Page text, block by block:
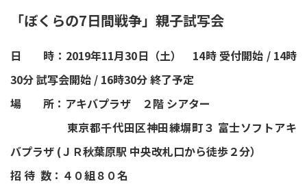
「ぼくらの7日間戦争」親子試写会
日 時：2019年11月30日（土） 14時 受付開始 / 14時
30分 試写会開始 / 16時30分 終了予定
場 所：アキバプラザ ２階 シアター
東京都千代田区神田練塀町３ 富士ソフトアキ
バプラザ (ＪＲ秋葉原駅 中央改札口から徒歩２分）
招 待 数：４０組８０名